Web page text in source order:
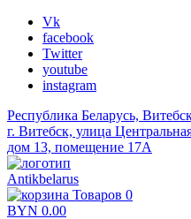
Vk
facebook
Twitter
youtube
instagram
Республика Беларусь,
г. Витебск, улица
дом 13, помещение 17А
Antikbelarus
Товаров 0
BYN 0.00